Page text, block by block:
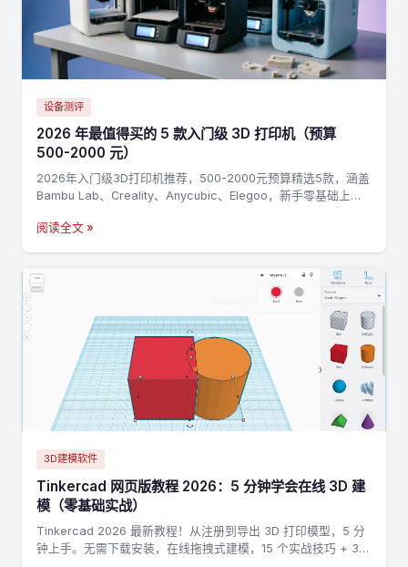
设备测评
2026 年最值得买的 5 款入门级 3D 打印机（预算
500-2000 元）
2026年入门级3D打印机推荐，500-2000元预算精选5款，涵盖
Bambu Lab、Creality、Anycubic、Elegoo，新手零基础上手
阅读全文 »
3D建模软件
Tinkercad 网页版教程 2026：5 分钟学会在线 3D 建
模（零基础实战）
Tinkercad 2026 最新教程！从注册到导出 3D 打印模型，5 分
钟上手。无需下载安装，在线拖拽式建模，15 个实战技巧 + 3